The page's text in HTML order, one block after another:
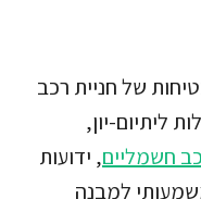
של חניית רכב
ליתיום-יון,
חשמליים, ידועות
למבנה